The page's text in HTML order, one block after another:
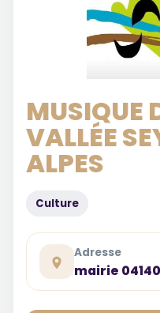
MUSIQUE
VALLÉE
ALPES
Culture
Adresse
mairie